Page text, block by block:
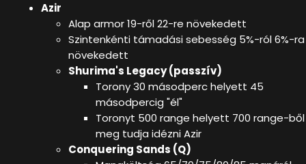
Azir
Alap armor 19-ről 22-re növekedett
Szintenkénti támadási sebesség 5%-ról 6%-ra
növekedett
Shurima's Legacy (passzív)
Torony 30 másodperc helyett 45
másodpercig "él"
Toronyt 500 range helyett 700 range-ből
meg tudja idézni Azir
Conquering Sands (Q)